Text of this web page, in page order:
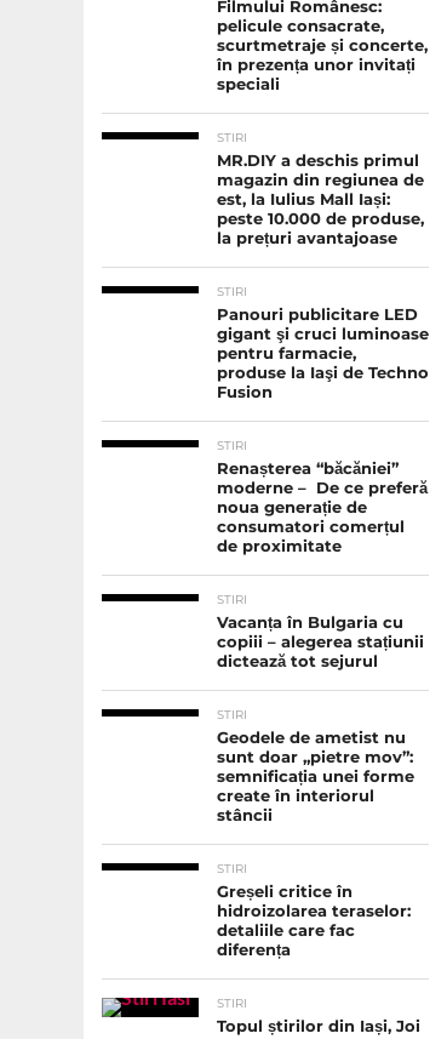
Filmului Românesc:
pelicule consacrate,
scurtmetraje și concerte,
în prezența unor invitați
speciali
STIRI
MR.DIY a deschis primul
magazin din regiunea de
est, la Iulius Mall Iași:
peste 10.000 de produse,
la prețuri avantajoase
STIRI
Panouri publicitare LED
gigant şi cruci luminoase
pentru farmacie,
produse la Iaşi de Techno
Fusion
STIRI
Renașterea “băcăniei”
moderne – De ce preferă
noua generație de
consumatori comerțul
de proximitate
STIRI
Vacanța în Bulgaria cu
copiii – alegerea stațiunii
dictează tot sejurul
STIRI
Geodele de ametist nu
sunt doar „pietre mov”:
semnificația unei forme
create în interiorul
stâncii
STIRI
Greșeli critice în
hidroizolarea teraselor:
detaliile care fac
diferența
STIRI
Topul știrilor din Iași, Joi